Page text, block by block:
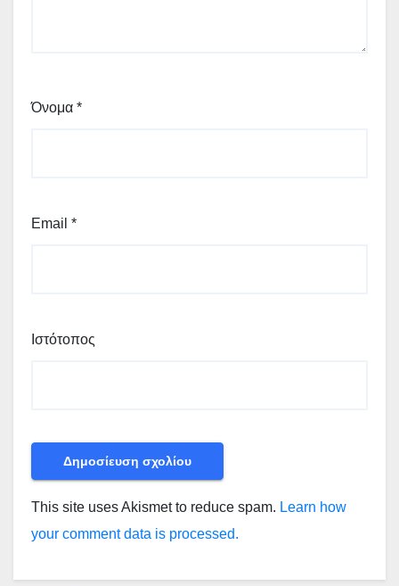
Όνομα *
Email *
Ιστότοπος
This site uses Akismet to reduce spam. Learn how
your comment data is processed.